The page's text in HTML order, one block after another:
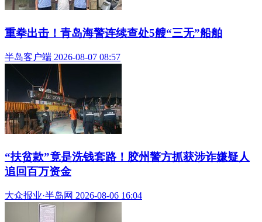
重拳出击！青岛海警连续查处5艘“三无”船舶
半岛客户端 2026-08-07 08:57
​“扶贫款”竟是洗钱套路！胶州警方抓获涉诈嫌疑人
追回百万资金
大众报业·半岛网 2026-08-06 16:04